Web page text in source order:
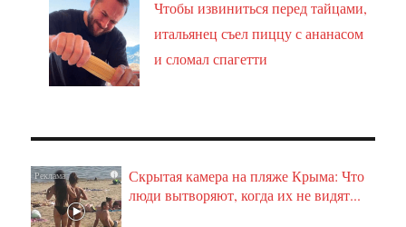
Чтобы извиниться перед тайцами,
итальянец съел пиццу с ананасом
и сломал спагетти
i
Скрытая камера на пляже Крыма: Что
люди вытворяют, когда их не видят...